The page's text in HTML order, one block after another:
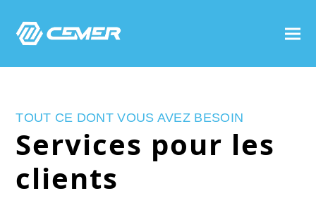
TOUT CE DONT VOUS AVEZ BESOIN
Services pour les
clients